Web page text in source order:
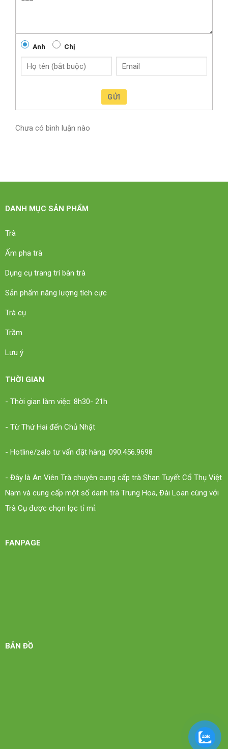
Anh Chị
GỬI
Chưa có bình luận nào
DANH MỤC SẢN PHẨM
Trà
Ấm pha trà
Dụng cụ trang trí bàn trà
Sản phẩm năng lượng tích cực
Trà cụ
Trầm
Lưu ý
THỜI GIAN
- Thời gian làm việc: 8h30- 21h
- Từ Thứ Hai đến Chủ Nhật
- Hotline/zalo tư vấn đặt hàng: 090.456.9698
- Đây là An Viên Trà chuyên cung cấp trà Shan Tuyết Cổ Thụ Việt
Nam và cung cấp một số danh trà Trung Hoa, Đài Loan cùng với
Trà Cụ được chọn lọc tỉ mỉ.
FANPAGE
BẢN ĐỒ